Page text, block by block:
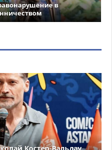
в
Костер-Вальдау